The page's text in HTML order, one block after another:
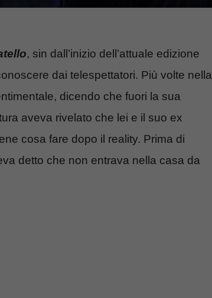
, sin dall’inizio dell’attuale edizione
dai telespettatori. Più volte nella
dicendo che fuori la sua
aveva rivelato che lei e il suo ex
cosa fare dopo il reality. Prima di
detto che non entrava nella casa da